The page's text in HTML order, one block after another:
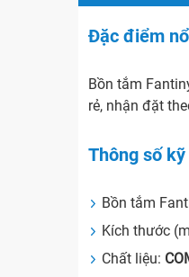
Đặc điểm
Bồn tắm
rẻ, nhận đặt
Thông số
Bồn tắm
Kích thước
Chất liệu: